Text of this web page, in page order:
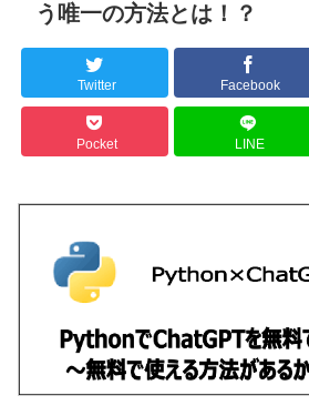
う唯一の方法とは！？
Twitter Facebook
Pocket LINE